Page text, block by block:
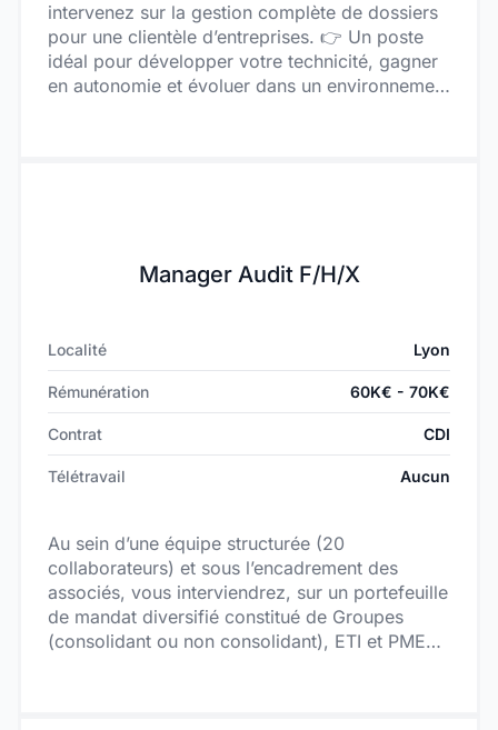
intervenez sur la gestion complète de dossiers
pour une clientèle d’entreprises. 👉 Un poste
idéal pour développer votre technicité, gagner
en autonomie et évoluer dans un environnement
Manager Audit F/H/X
Localité Lyon
Rémunération 60K€ - 70K€
Contrat CDI
Télétravail Aucun
Au sein d’une équipe structurée (20
collaborateurs) et sous l’encadrement des
associés, vous interviendrez, sur un portefeuille
de mandat diversifié constitué de Groupes
(consolidant ou non consolidant), ETI et PME